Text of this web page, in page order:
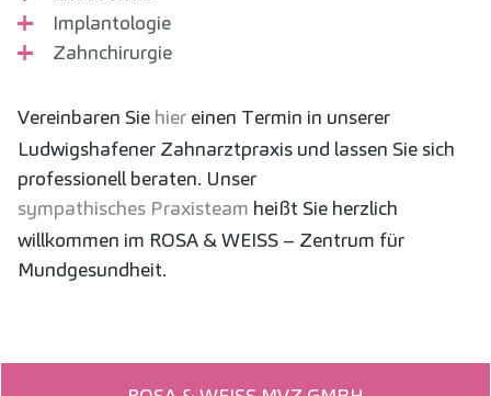
Implantologie
Zahnchirurgie
Vereinbaren Sie hier einen Termin in unserer
Ludwigshafener Zahnarztpraxis und lassen Sie sich
professionell beraten. Unser
sympathisches Praxisteam heißt Sie herzlich
willkommen im ROSA & WEISS – Zentrum für
Mundgesundheit.